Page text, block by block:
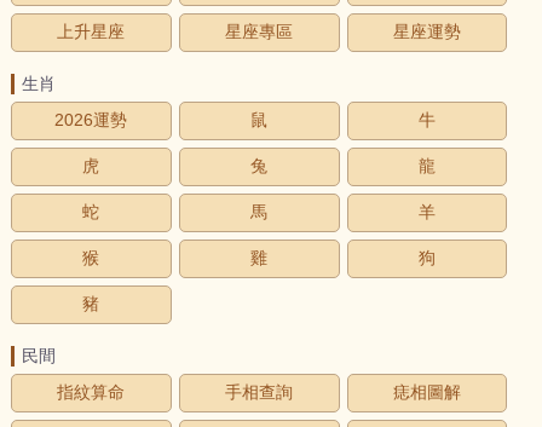
上升星座 星座專區 星座運勢
生肖
2026運勢
鼠 牛
虎 兔 龍
蛇 馬 羊
猴 雞 狗
豬
民間
指紋算命
手相查詢 痣相圖解